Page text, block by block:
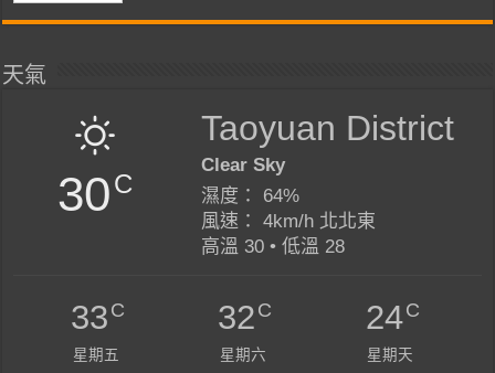
天氣
30C
Taoyuan District
Clear Sky
濕度： 64%
風速： 4km/h 北北東
高溫 30 • 低溫 28
33C
星期五
32C
星期六
24C
星期天